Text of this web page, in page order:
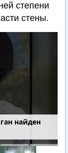
степени
стены.
найден